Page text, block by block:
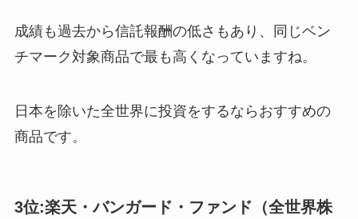
成績も過去から信託報酬の低さもあり、同じベン
チマーク対象商品で最も高くなっていますね。
日本を除いた全世界に投資をするならおすすめの
商品です。
3位:楽天・バンガード・ファンド（全世界株